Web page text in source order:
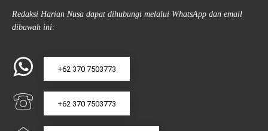
Redaksi Harian Nusa dapat dihubungi melalui WhatsApp dan email
dibawah ini:
+62 370 7503773
+62 370 7503773